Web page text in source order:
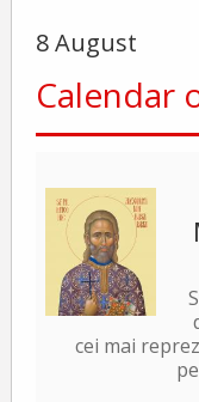
8 August
Calendar
cei mai